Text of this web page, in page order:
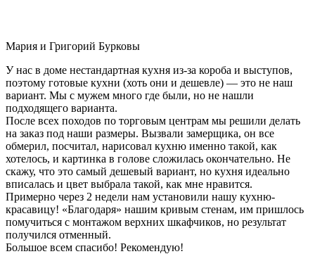
Мария и Григорий Бурковы
У нас в доме нестандартная кухня из-за короба и выступов,
поэтому готовые кухни (хоть они и дешевле) — это не наш
вариант. Мы с мужем много где были, но не нашли
подходящего варианта.
После всех походов по торговым центрам мы решили делать
на заказ под наши размеры. Вызвали замерщика, он все
обмерил, посчитал, нарисовал кухню именно такой, как
хотелось, и картинка в голове сложилась окончательно. Не
скажу, что это самый дешевый вариант, но кухня идеально
вписалась и цвет выбрала такой, как мне нравится.
Примерно через 2 недели нам установили нашу кухню-
красавицу! «Благодаря» нашим кривым стенам, им пришлось
помучиться с монтажом верхних шкафчиков, но результат
получился отменный.
Большое всем спасибо! Рекомендую!